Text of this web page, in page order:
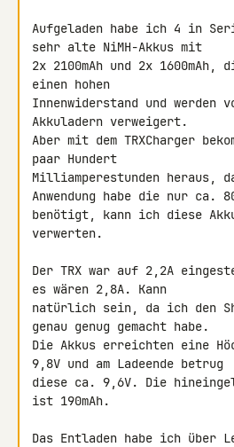
Aufgeladen habe ich 4 in
sehr alte NiMH-Akkus mit
2x 2100mAh und 2x
einen hohen
Innenwiderstand und werden
Akkuladern verweigert.
Aber mit dem TRXCharger
paar Hundert
Milliamperestunden heraus,
Anwendung habe die nur ca.
benötigt, kann ich diese
verwerten.
Der TRX war auf 2,2A
es wären 2,8A. Kann
natürlich sein, da ich den
genau genug gemacht habe.
Die Akkus erreichten eine
9,8V und am Ladeende betrug
diese ca. 9,6V. Die
ist 190mAh.
Das Entladen habe ich über